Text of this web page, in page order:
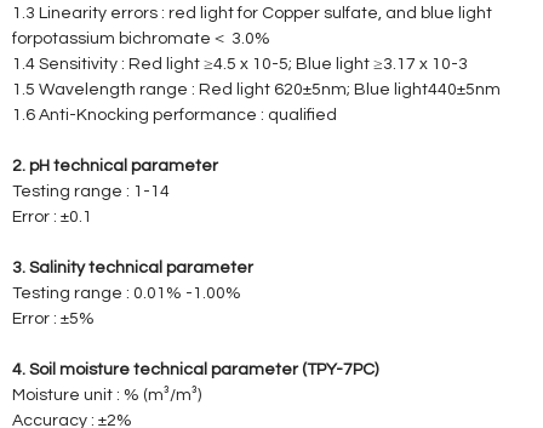
1.3 Linearity errors : red light for Copper sulfate, and blue light
forpotassium bichromate＜ 3.0%
1.4 Sensitivity : Red light ≥4.5 x 10-5; Blue light ≥3.17 x 10-3
1.5 Wavelength range : Red light 620±5nm; Blue light440±5nm
1.6 Anti-Knocking performance : qualified
2. pH technical parameter
Testing range : 1-14
Error : ±0.1
3. Salinity technical parameter
Testing range : 0.01% -1.00%
Error : ±5%
4. Soil moisture technical parameter (TPY-7PC)
Moisture unit : % (m³/m³)
Accuracy : ±2%